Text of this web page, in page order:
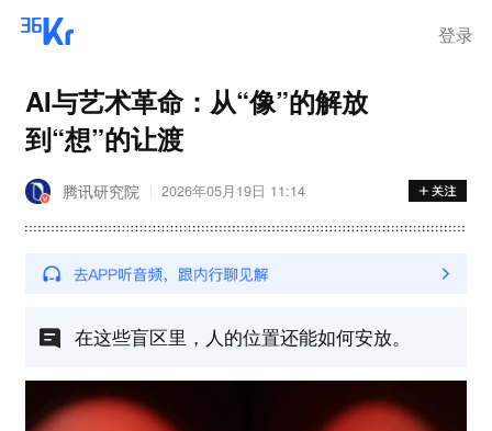
登录
AI与艺术革命：从“像”的解放
到“想”的让渡
腾讯研究院 2026年05月19日 11:14
在这些盲区里，人的位置还能如何安放。